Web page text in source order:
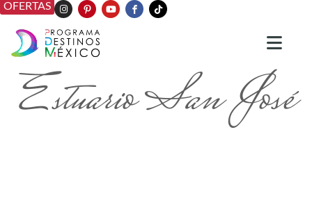
OFERTAS
Estuario San José